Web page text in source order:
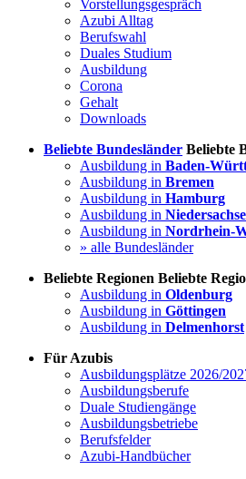
Vorstellungsgespräch
Azubi Alltag
Berufswahl
Duales Studium
Ausbildung
Corona
Gehalt
Downloads
Beliebte Bundesländer Beliebte
Ausbildung in Baden-
Ausbildung in Bremen
Ausbildung in Hamburg
Ausbildung in
Ausbildung in Nordrhein-
» alle Bundesländer
Beliebte Regionen Beliebte
Ausbildung in Oldenburg
Ausbildung in Göttingen
Ausbildung in Delmenhorst
Für Azubis
Ausbildungsplätze 2026/
Ausbildungsberufe
Duale Studiengänge
Ausbildungsbetriebe
Berufsfelder
Azubi-Handbücher